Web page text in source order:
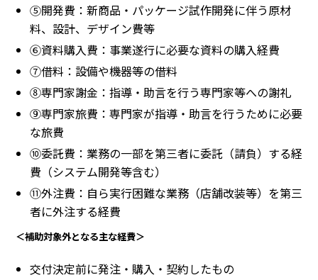
⑤開発費：新商品・パッケージ試作開発に伴う原材
料、設計、デザイン費等
⑥資料購入費：事業遂行に必要な資料の購入経費
⑦借料：設備や機器等の借料
⑧専門家謝金：指導・助言を行う専門家等への謝礼
⑨専門家旅費：専門家が指導・助言を行うために必要
な旅費
⑩委託費：業務の一部を第三者に委託（請負）する経
費（システム開発等含む）
⑪外注費：自ら実行困難な業務（店舗改装等）を第三
者に外注する経費
＜補助対象外となる主な経費＞
交付決定前に発注・購入・契約したもの